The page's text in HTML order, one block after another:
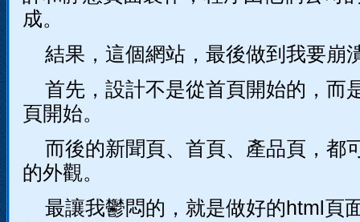
成。
結果，這個網站，最後做到我要崩
首先，設計不是從首頁開始的，而
頁開始。
而後的新聞頁、首頁、產品頁，都
的外觀。
最讓我鬱悶的，就是做好的html頁